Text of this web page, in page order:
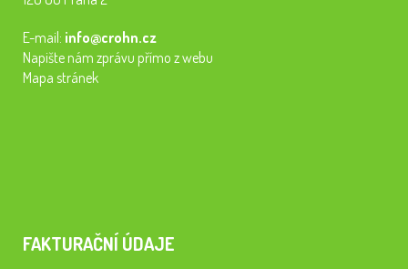
E-mail: info@crohn.cz
Napište nám zprávu přímo z webu
Mapa stránek
FAKTURAČNÍ ÚDAJE